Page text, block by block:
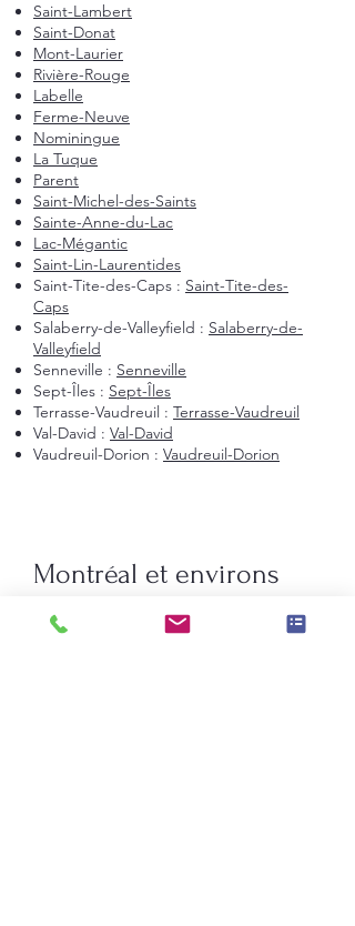
Saint-Lambert
Saint-Donat
Mont-Laurier
Rivière-Rouge
Labelle
Ferme-Neuve
Nominingue
La Tuque
Parent
Saint-Michel-des-Saints
Sainte-Anne-du-Lac
Lac-Mégantic
Saint-Lin-Laurentides
Saint-Tite-des-Caps : Saint-Tite-des-
Caps
Salaberry-de-Valleyfield : Salaberry-de-
Valleyfield
Senneville : Senneville
Sept-Îles : Sept-Îles
Terrasse-Vaudreuil : Terrasse-Vaudreuil
Val-David : Val-David
Vaudreuil-Dorion : Vaudreuil-Dorion
Montréal et environs
Laval